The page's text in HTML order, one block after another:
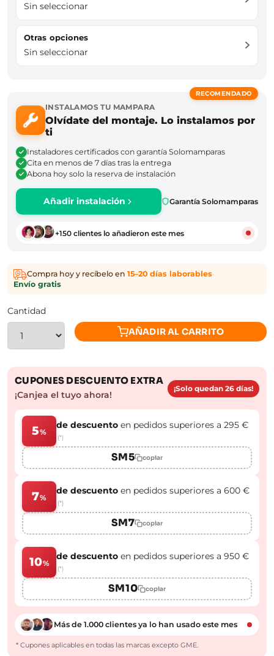
Sin seleccionar
Otras opciones
Sin seleccionar
RECOMENDADO
INSTALAMOS TU MAMPARA
Olvídate del montaje. Lo instalamos por
ti
Instaladores certificados con garantía Solomamparas
Cita en menos de 7 días tras la entrega
Abona hoy solo la reserva de instalación
Añadir instalación Garantía Solomamparas
+150 clientes lo añadieron este mes
Compra hoy y recíbelo en 15–20 días laborables·
Envío gratis
Cantidad
AÑADIR AL CARRITO
CUPONES DESCUENTO EXTRA
¡Canjea el tuyo ahora!
¡Solo quedan 26 días!
5%
de descuento en pedidos superiores a 295 €
(*)
SM5 copiar
7%
de descuento en pedidos superiores a 600 €
(*)
SM7 copiar
10%
de descuento en pedidos superiores a 950 €
(*)
SM10 copiar
Más de 1.000 clientes ya lo han usado este mes
* Cupones aplicables en todas las marcas excepto GME.